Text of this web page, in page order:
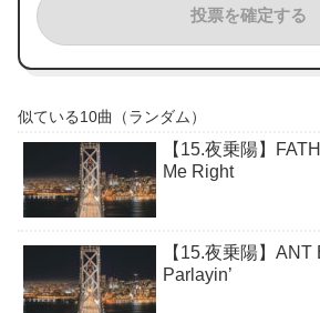
投票を確定する
似ている10曲（ランダム）
【15.夜乗陽】
Me Right
【15.夜乗陽】
Parlayin’